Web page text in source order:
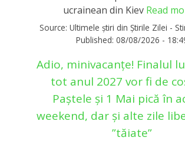
ucrainean din Kiev Read
Source: Ultimele știri din Știrile Zilei -
Published: 08/08/2026 -
Adio, minivacanțe! Finalul
tot anul 2027 vor fi de
Paștele și 1 Mai pică în
weekend, dar și alte zile
”tăiate”